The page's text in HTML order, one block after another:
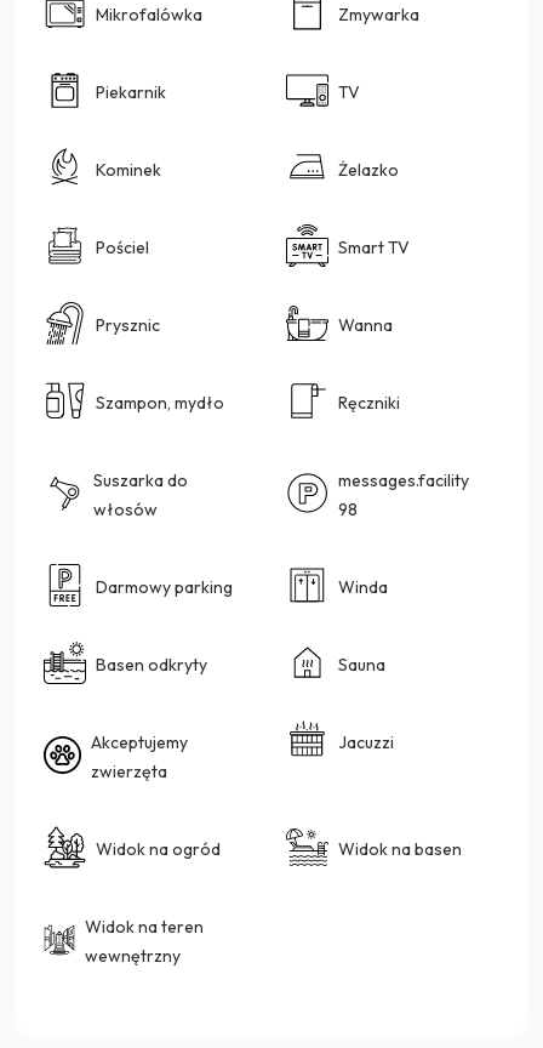
Mikrofalówka Zmywarka
Piekarnik TV
Kominek Żelazko
Pościel Smart TV
Prysznic Wanna
Szampon, mydło Ręczniki
Suszarka do
włosów
messages.facility
98
Darmowy parking Winda
Basen odkryty Sauna
Akceptujemy
zwierzęta
Jacuzzi
Widok na ogród Widok na basen
Widok na teren
wewnętrzny